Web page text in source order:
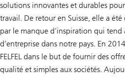
solutions innovantes et durables
travail. De retour en Suisse, elle a
par le manque d’inspiration qui tend
d’entreprise dans notre pays. En
FELFEL dans le but de fournir des
qualité et simples aux sociétés.